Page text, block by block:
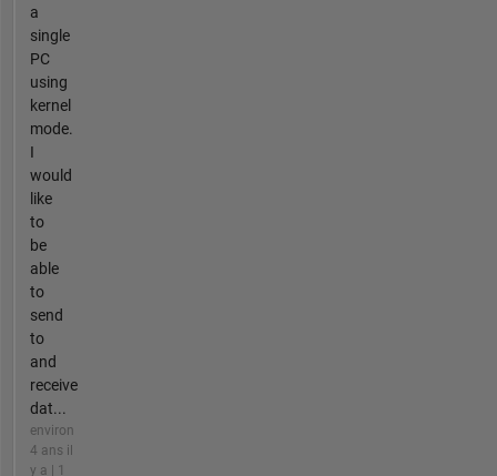
a
single
PC
using
kernel
mode.
I
would
like
to
be
able
to
send
to
and
receive
dat...
environ
4 ans il
y a | 1